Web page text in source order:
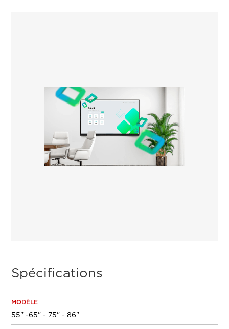
Spécifications
MODÈLE
55" -65" - 75" - 86"